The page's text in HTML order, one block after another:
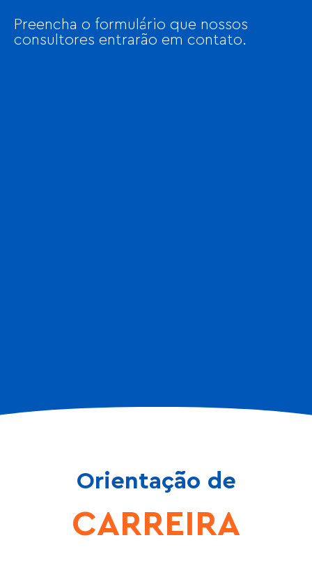
Preencha o formulário que nossos
consultores entrarão em contato.
Orientação de
CARREIRA